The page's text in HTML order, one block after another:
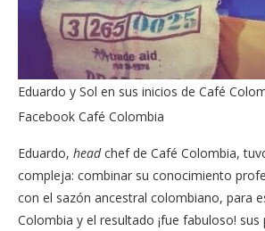
Eduardo y Sol en sus inicios de Café
Facebook Café Colombia
Eduardo, headchef de Café Colombia,
compleja: combinar su conocimiento
con el sazón ancestral colombiano, para
Colombia y el resultado ¡fue fabuloso!